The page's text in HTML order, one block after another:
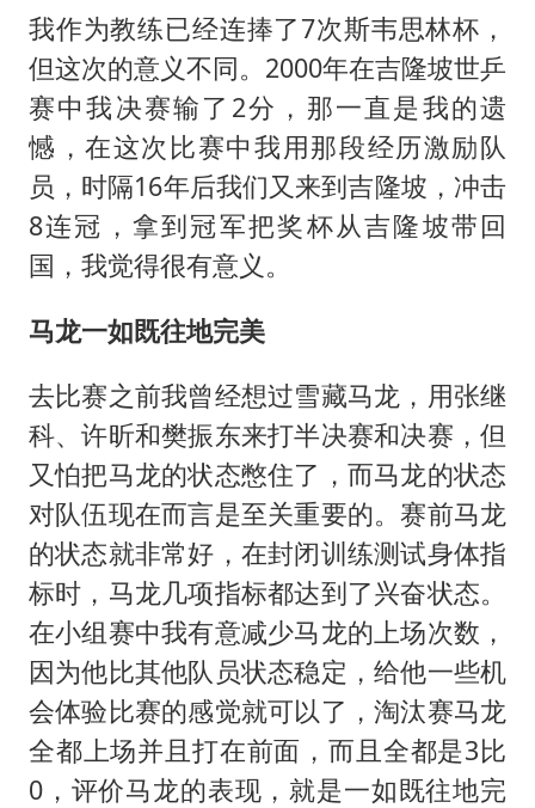
我作为教练已经连捧了7次斯韦思林杯，
但这次的意义不同。2000年在吉隆坡世乒
赛中我决赛输了2分，那一直是我的遗
憾，在这次比赛中我用那段经历激励队
员，时隔16年后我们又来到吉隆坡，冲击
8连冠，拿到冠军把奖杯从吉隆坡带回
国，我觉得很有意义。
马龙一如既往地完美
去比赛之前我曾经想过雪藏马龙，用张继
科、许昕和樊振东来打半决赛和决赛，但
又怕把马龙的状态憋住了，而马龙的状态
对队伍现在而言是至关重要的。赛前马龙
的状态就非常好，在封闭训练测试身体指
标时，马龙几项指标都达到了兴奋状态。
在小组赛中我有意减少马龙的上场次数，
因为他比其他队员状态稳定，给他一些机
会体验比赛的感觉就可以了，淘汰赛马龙
全都上场并且打在前面，而且全都是3比
0，评价马龙的表现，就是一如既往地完